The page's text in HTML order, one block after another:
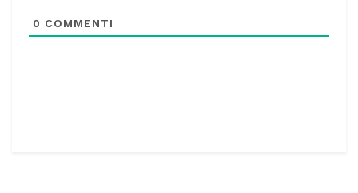
0 COMMENTI